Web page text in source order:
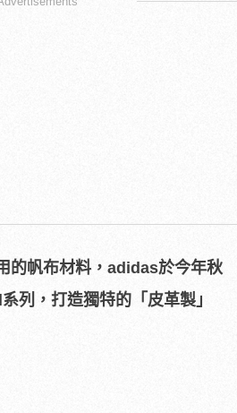
的帆布材料，adidas於今年秋
列，打造獨特的「皮革製」